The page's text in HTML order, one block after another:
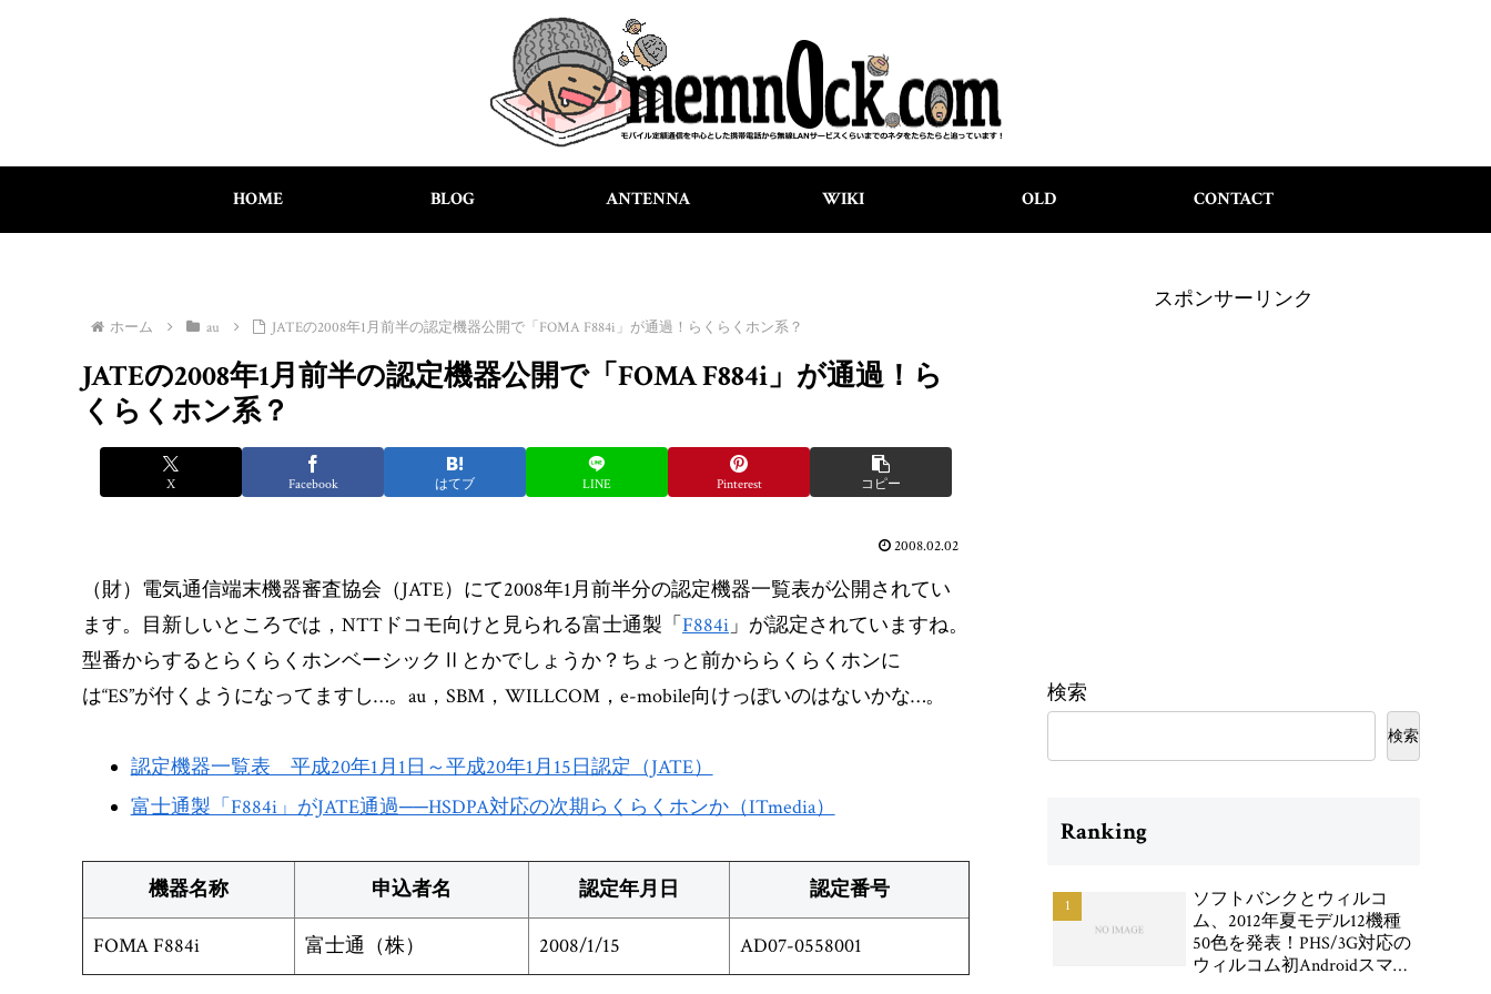
HOME BLOG ANTENNA WIKI OLD CONTACT
ホーム au JATEの2008年1月前半の認定機器公開で「FOMA F884i」が通過！らくらくホン系？
JATEの2008年1月前半の認定機器公開で「FOMA F884i」が通過！ら
くらくホン系？
X Facebook はてブ LINE Pinterest コピー
2008.02.02
（財）電気通信端末機器審査協会（JATE）にて2008年1月前半分の認定機器一覧表が公開されてい
ます。目新しいところでは，NTTドコモ向けと見られる富士通製「 F884i 」が認定されていますね。
型番からするとらくらくホンベーシックⅡとかでしょうか？ちょっと前かららくらくホンに
は“ES”が付くようになってますし…。au，SBM，WILLCOM，e-mobile向けっぽいのはないかな…。
認定機器一覧表 平成20年1月1日～平成20年1月15日認定（JATE）
富士通製「F884i」がJATE通過──HSDPA対応の次期らくらくホンか（ITmedia）
機器名称 申込者名 認定年月日 認定番号
FOMA F884i 富士通（株） 2008/1/15 AD07-0558001
スポンサーリンク
検索
検索
Ranking
ソフトバンクとウィルコ
ム、2012年夏モデル12機種
50色を発表！PHS/3G対応の
ウィルコム初Androidスマー